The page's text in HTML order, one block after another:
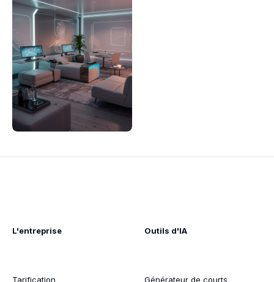
L'entreprise
Tarification
Outils d'IA
Générateur de courts